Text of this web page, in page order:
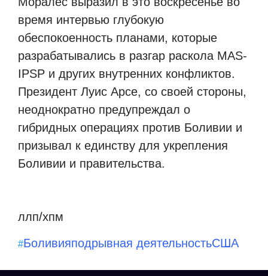
время интервью глубокую
обеспокоенность планами, которые
разрабатывались в разгар раскола MAS-
IPSP и других внутренних конфликтов.
Президент Луис Арсе, со своей стороны,
неоднократно предупреждал о
гибридных операциях против Боливии и
призывал к единству для укрепления
Боливии и правительства.
ллп/хпм
#Боливияподрывная деятельностьСША